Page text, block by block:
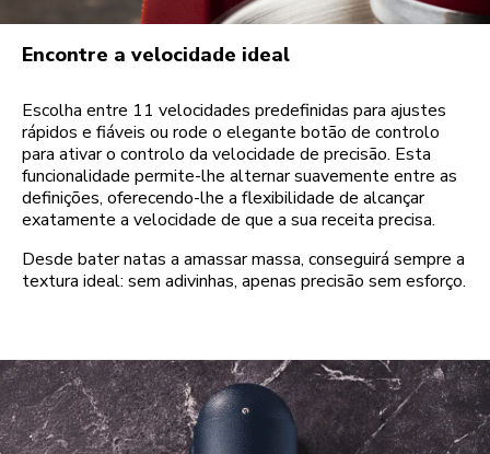
Encontre a velocidade ideal
Escolha entre 11 velocidades predefinidas para ajustes
rápidos e fiáveis ou rode o elegante botão de controlo
para ativar o controlo da velocidade de precisão. Esta
funcionalidade permite-lhe alternar suavemente entre as
definições, oferecendo-lhe a flexibilidade de alcançar
exatamente a velocidade de que a sua receita precisa.
Desde bater natas a amassar massa, conseguirá sempre a
textura ideal: sem adivinhas, apenas precisão sem esforço.